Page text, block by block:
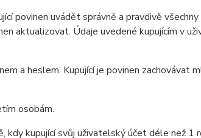
povinen uvádět správně a pravdivě všechny
aktualizovat. Údaje uvedené kupujícím v
a heslem. Kupující je povinen zachovávat
osobám.
kupující svůj uživatelský účet déle než 1